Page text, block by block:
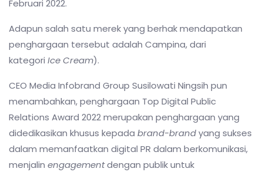
Februari 2022.
Adapun salah satu merek yang berhak mendapatkan
penghargaan tersebut adalah Campina, dari
kategori Ice Cream).
CEO Media Infobrand Group Susilowati Ningsih pun
menambahkan, penghargaan Top Digital Public
Relations Award 2022 merupakan penghargaan yang
didedikasikan khusus kepada brand-brandyang sukses
dalam memanfaatkan digital PR dalam berkomunikasi,
menjalin engagementdengan publik untuk